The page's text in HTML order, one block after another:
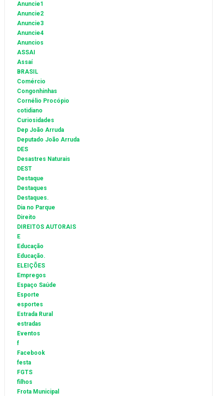
Anuncie1
Anuncie2
Anuncie3
Anuncie4
Anuncios
ASSAI
Assaí
BRASIL
Comércio
Congonhinhas
Cornélio Procópio
cotidiano
Curiosidades
Dep João Arruda
Deputado João Arruda
DES
Desastres Naturais
DEST
Destaque
Destaques
Destaques.
Dia no Parque
Direito
DIREITOS AUTORAIS
E
Educação
Educação.
ELEIÇÕES
Empregos
Espaço Saúde
Esporte
esportes
Estrada Rural
estradas
Eventos
f
Facebook
festa
FGTS
filhos
Frota Municipal